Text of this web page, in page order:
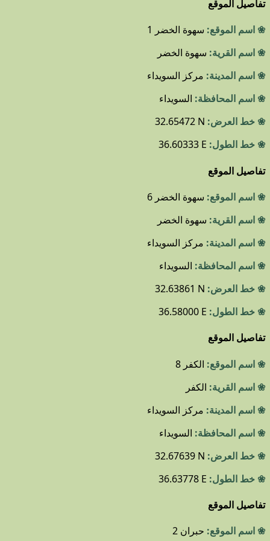
تفاصيل الموقع
❀ اسم الموقع: سهوة الخضر 1
❀ اسم القرية: سهوة الخضر
❀ اسم المدينة: مركز السويداء
❀ اسم المحافظة: السويداء
❀ خط العرض: 32.65472 N
❀ خط الطول: 36.60333 E
تفاصيل الموقع
❀ اسم الموقع: سهوة الخضر 6
❀ اسم القرية: سهوة الخضر
❀ اسم المدينة: مركز السويداء
❀ اسم المحافظة: السويداء
❀ خط العرض: 32.63861 N
❀ خط الطول: 36.58000 E
تفاصيل الموقع
❀ اسم الموقع: الكفر 8
❀ اسم القرية: الكفر
❀ اسم المدينة: مركز السويداء
❀ اسم المحافظة: السويداء
❀ خط العرض: 32.67639 N
❀ خط الطول: 36.63778 E
تفاصيل الموقع
❀ اسم الموقع: حبران 2